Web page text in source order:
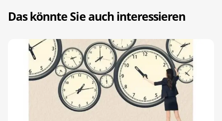
Das könnte Sie auch interessieren